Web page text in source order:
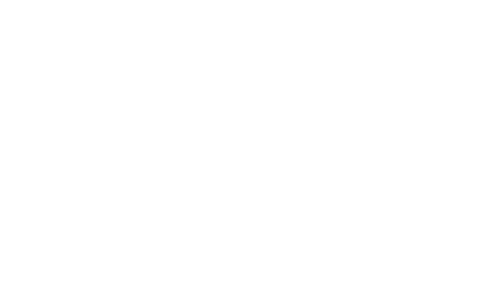
Etiqueta Zebra
Gc420t
Sul